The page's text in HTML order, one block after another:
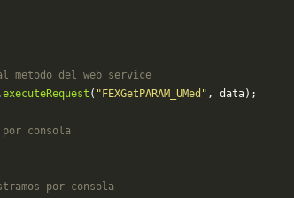
metodo del web service
executeRequest ( "FEXGetPARAM_UMed" , data);
consola
por consola